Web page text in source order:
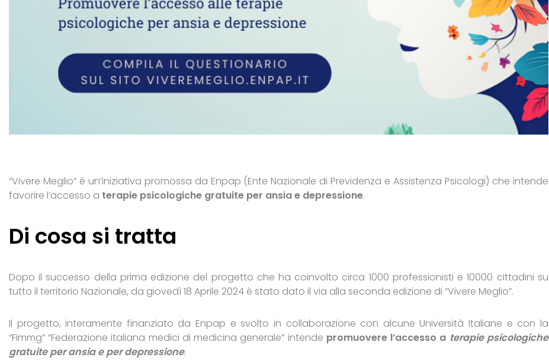
“Vivere Meglio” è un’iniziativa promossa da Enpap (Ente Nazionale di Previdenza e Assistenza Psicologi) che intende
favorire l’accesso a terapie psicologiche gratuite per ansia e depressione.
Di cosa si tratta
Dopo il successo della prima edizione del progetto che ha coinvolto circa 1000 professionisti e 10000 cittadini su
tutto il territorio Nazionale, da giovedì 18 Aprile 2024 è stato dato il via alla seconda edizione di “Vivere Meglio”.
Il progetto, interamente finanziato da Enpap e svolto in collaborazione con alcune Università Italiane e con la
“Fimmg” “Federazione italiana medici di medicina generale” intende promuovere l’accesso a terapie psicologiche
gratuite per ansia e per depressione.